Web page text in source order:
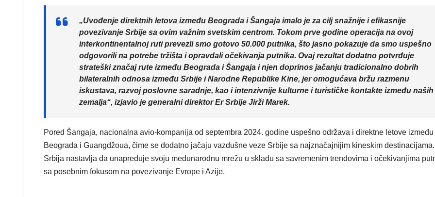
„Uvođenje direktnih letova između Beograda i Šangaja imalo je za cilj snažnije i efikasnije
povezivanje Srbije sa ovim važnim svetskim centrom. Tokom prve godine operacija na ovoj
interkontinentalnoj ruti prevezli smo gotovo 50.000 putnika, što jasno pokazuje da smo uspešno
odgovorili na potrebe tržišta i opravdali očekivanja putnika. Ovaj rezultat dodatno potvrđuje
strateški značaj rute između Beograda i Šangaja i njen doprinos jačanju tradicionalno dobrih
bilateralnih odnosa između Srbije i Narodne Republike Kine, jer omogućava bržu razmenu
iskustava, razvoj poslovne saradnje, kao i intenzivnije kulturne i turističke kontakte između naših
zemalja“, izjavio je generalni direktor Er Srbije Jirži Marek.
Pored Šangaja, nacionalna avio-kompanija od septembra 2024. godine uspešno održava i direktne letove između
Beograda i Guangdžoua, čime se dodatno jačaju vazdušne veze Srbije sa najznačajnijim kineskim
Srbija nastavlja da unapređuje svoju međunarodnu mrežu u skladu sa savremenim trendovima i očekivanjima
sa posebnim fokusom na povezivanje Evrope i Azije.
dan
mace